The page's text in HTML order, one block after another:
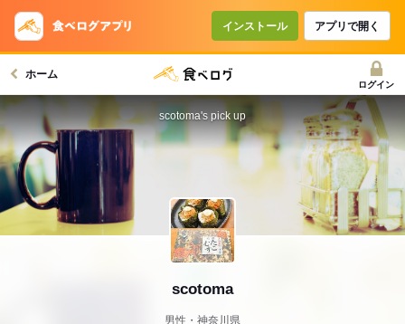
インストール アプリで開く
ホーム
ログイン
scotoma
男性・神奈川県
scotoma's pick up